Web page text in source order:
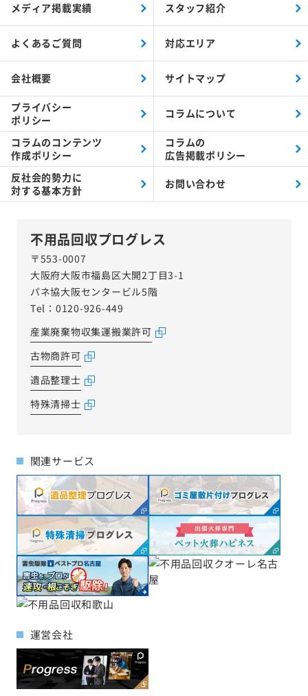
不用品回収プログレス
〒553-0007
大阪府大阪市福島区大開2丁目3-1
パネ協大阪センタービル5階
Tel：0120-926-449
産業廃棄物収集運搬業許可
古物商許可
遺品整理士
特殊清掃士
メディア掲載実績 スタッフ紹介
よくあるご質問 対応エリア
会社概要 サイトマップ
プライバシー
ポリシー
コラムについて
コラムの コンテンツ
作成ポリシー
コラムの
広告掲載ポリシー
反社会的勢力に
対する基本方針 お問い合わせ
関連サービス
運営会社